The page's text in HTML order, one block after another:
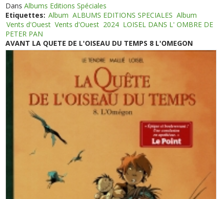
DansAlbums Editions Spéciales
Etiquettes: Album ALBUMS EDITIONS SPECIALES Album
Vents d'Ouest Vents d'Ouest 2024 LOISEL DANS L' OMBRE DE
PETER PAN
AVANT LA QUETE DE L'OISEAU DU TEMPS 8 L'OMEGON